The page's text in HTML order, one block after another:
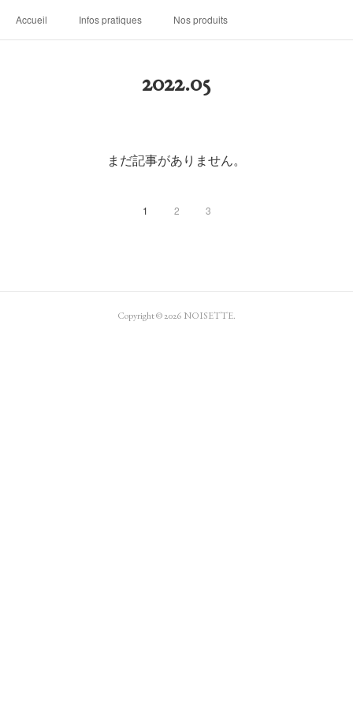
Accueil Infos pratiques Nos produits
2022.05
まだ記事がありません。
1 2 3
Copyright ©2026 NOISETTE.